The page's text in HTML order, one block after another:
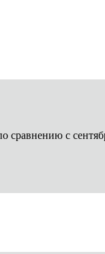
сравнению с